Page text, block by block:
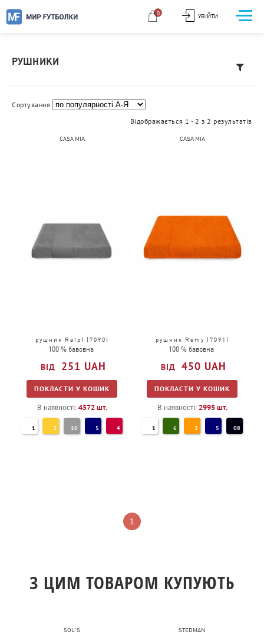
УВІЙТИ
0
РУШНИКИ
Сортування
Відображається 1 - 2 з 2 результатів
CASA MIA
рушник Ralpf (7090)
100 % бавовна
251 UAH
ПОКЛАСТИ У КОШИК
В наявності:4572шт.
1 2 10 5 4
CASA MIA
рушник Remy (7091)
100 % бавовна
450 UAH
ПОКЛАСТИ У КОШИК
В наявності:2995шт.
1 6 3 5 08
1
З ЦИМ ТОВАРОМ КУПУЮТЬ
SOL'S STEDMAN